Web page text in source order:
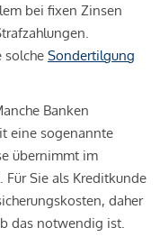
bei fixen Zinsen
solche Sondertilgung
Banken
eine sogenannte
übernimmt im
Sie als Kreditkunde
daher
das notwendig ist.